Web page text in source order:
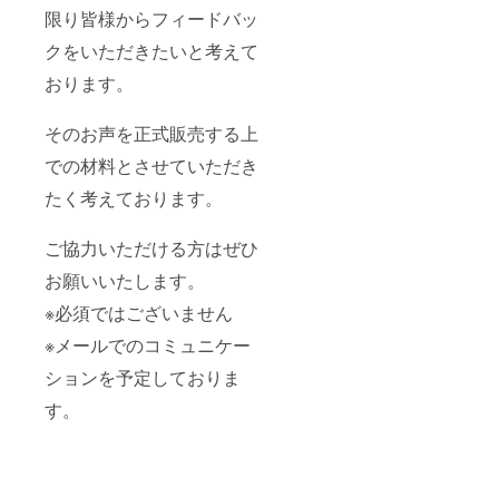
限り皆様からフィードバッ
クをいただきたいと考えて
おります。
そのお声を正式販売する上
での材料とさせていただき
たく考えております。
ご協力いただける方はぜひ
お願いいたします。
※必須ではございません
※メールでのコミュニケー
ションを予定しておりま
す。